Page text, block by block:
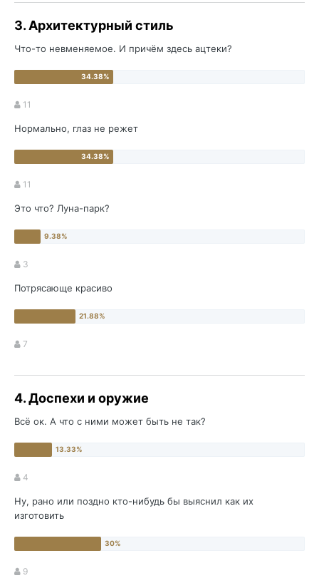
3. Архитектурный стиль
Что-то невменяемое. И причём здесь ацтеки?
11
Нормально, глаз не режет
11
Это что? Луна-парк?
3
Потрясающе красиво
7
4. Доспехи и оружие
Всё ок. А что с ними может быть не так?
4
Ну, рано или поздно кто-нибудь бы выяснил как их
изготовить
9